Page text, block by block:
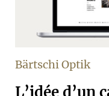
Bärtschi Optik
L’idée d’un